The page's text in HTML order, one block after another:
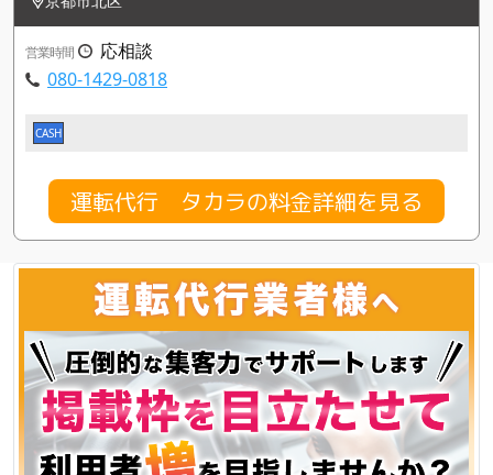
営業時間
応相談
080-1429-0818
CASH
運転代行 タカラの料金詳細を見る